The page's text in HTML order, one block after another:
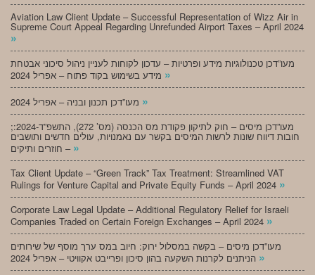
Aviation Law Client Update – Successful Representation of Wizz Air in
Supreme Court Appeal Regarding Unrefunded Airport Taxes – April 2024
»
מעו”דכן טכנולוגיות מידע ופרטיות – עדכון לקוחות לעניין ניהול סיכוני אבטחת
»
»
;מעו”דכן מיסים – חוק לתיקון פקודת מס הכנסה (מס’ 272), התשפ”ד-2024:
חובות דיווח שונות לרשות המיסים בקשר עם נאמנויות, עולים חדשים ותושבים
חוזרים ותיקים – »
Tax Client Update – “Green Track” Tax Treatment: Streamlined VAT
Rulings for Venture Capital and Private Equity Funds – April 2024 »
Corporate Law Legal Update – Additional Regulatory Relief for Israeli
Companies Traded on Certain Foreign Exchanges – April 2024 »
מעו”דכן מיסים – בקשה במסלול ירוק: חיוב במס ערך מוסף של שירותים
»